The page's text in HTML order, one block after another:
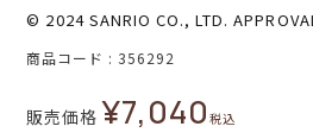
© 2024 SANRIO CO., LTD.
商品コード 356292
販売価格 ¥7,040税込